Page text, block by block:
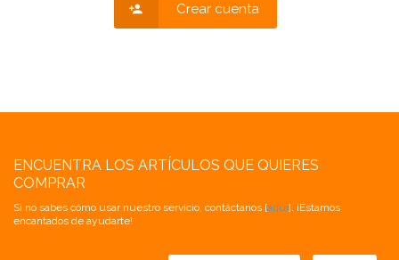
Crear cuenta
ENCUENTRA LOS ARTÍCULOS QUE QUIERES
COMPRAR
Si no sabes cómo usar nuestro servicio, contáctanos [aquí]. ¡Estamos
encantados de ayudarte!